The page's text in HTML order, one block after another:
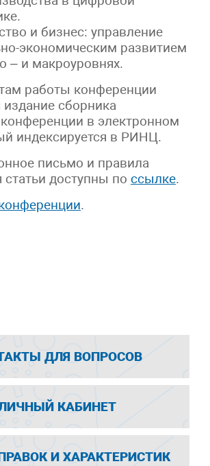
и бизнес: управление
экономическим развитием
– и макроуровнях.
работы конференции
издание сборника
в электронном
индексируется в РИНЦ.
письмо и правила
доступны по ссылке.
.
ДЛЯ ВОПРОСОВ
КАБИНЕТ
И ХАРАКТЕРИСТИК